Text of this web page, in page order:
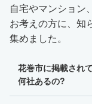
自宅やマンション
お考えの方に、知
集めました。
花巻市に掲載され
何社あるの?